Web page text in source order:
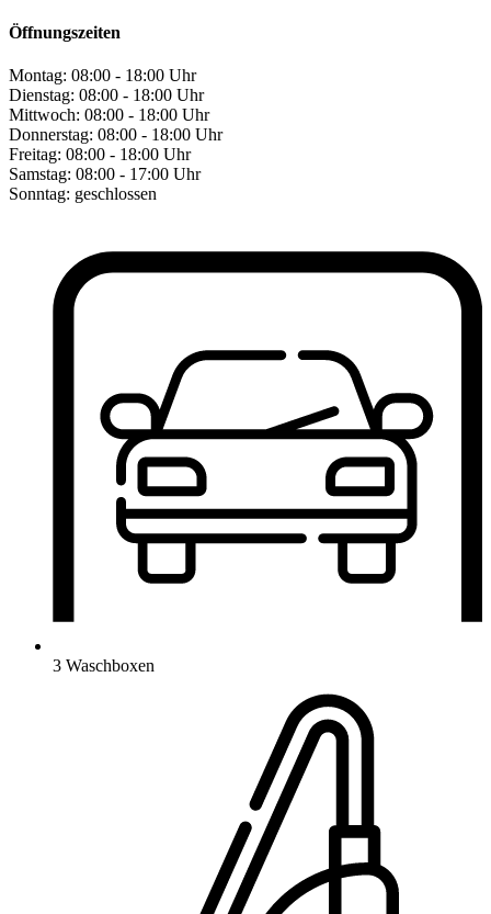
Öffnungszeiten
Montag: 08:00 - 18:00 Uhr
Dienstag: 08:00 - 18:00 Uhr
Mittwoch: 08:00 - 18:00 Uhr
Donnerstag: 08:00 - 18:00 Uhr
Freitag: 08:00 - 18:00 Uhr
Samstag: 08:00 - 17:00 Uhr
Sonntag: geschlossen
3 Waschboxen